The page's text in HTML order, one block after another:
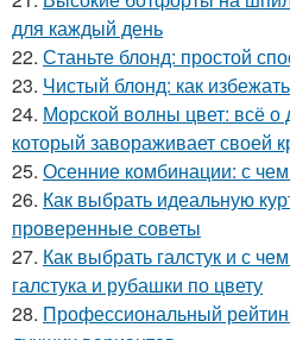
для каждый день
22. Станьте блонд: простой
23. Чистый блонд: как
24. Морской волны цвет: всё о
который завораживает своей
25. Осенние комбинации: с чем
26. Как выбрать идеальную
проверенные советы
27. Как выбрать галстук и с
галстука и рубашки по цвету
28. Профессиональный